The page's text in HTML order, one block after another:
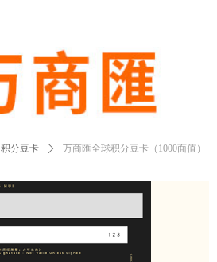
积分豆卡 ꄲ 万商匯全球积分豆卡（1000面值）